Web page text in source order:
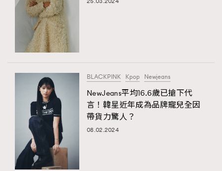
Grooming&Fitness
HommesFashion 2
HommeStyle
NoBagNoLife
People
#FigaroIssue 容祖兒封面專訪｜追逐歌手夢
#FigaroIssue 專訪陳漢娜Hanna與Takuro｜模特
BLACKPINK Kpop Newjeans
NewJeans平均16.6歲已搶下代
言！韓星近年成為品牌寵兒全因
帶貨力驚人？
08.02.2024